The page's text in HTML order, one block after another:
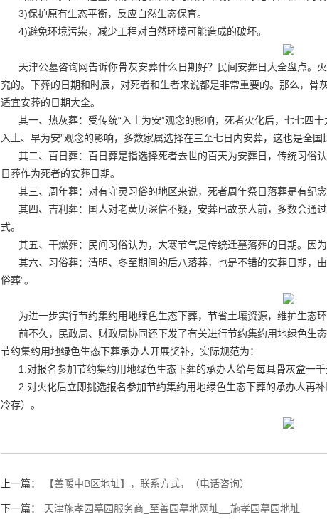
3)保护原有生态平衡，反应白然生态保育。
4)避免环境污染，减少工程对白然环境可能造成的破坏。
天津公墓咨询网告诉你骨灰安葬什么日期好？民间安葬日大全盘点。
究的。下葬的日期和时辰，对死者和生者来说都是非常重要的。那么，骨
适宜安葬的日期大全。
其一、热灰葬：受传统“入土为安”观念的影响，死者火化后，七七四
入土、早为安”观念的影响，多数家属选择在三至七日内安葬，这也是全国
其二、百日葬：百日葬是指选择死者去世的百天为安葬日，传统习俗
日葬作为死者的安葬日期。
其三、周年葬：对有守灵习俗的地区来说，死者周年祭日落葬是有纪
其四、吉利葬：国人对老黄历深信不疑，安葬已故亲人前，多数会通
式。
其五、干燥葬：民间习俗认为，大寒节气是传统迁墓落葬的日期。因
其六、习俗葬：清明、冬至期间的后八落葬，也是不错的安葬日期，
俗葬”。
为进一步实行节约集约用地绿色生态下葬，节省土壤资源，维护生态
前不久，民政局、财政局协同还下发了有关进行节约集约用地绿色生
节约集约用地绿色生态下葬承办人开展奖补，实际规范为：
1.对报名参加节约集约用地绿色生态下葬的承办人给与每具骨灰盒一千
2.对火化后立即挑选报名参加节约集约用地绿色生态下葬的承办人再
冷存）。
上一篇： 【善暖中B区地址】，联系方式，（电话咨询）
下一篇： 天津施孝园墓园服务商_至善园墓地网址__施孝园墓园地址